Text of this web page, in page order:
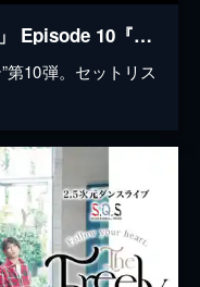
2.5次元ダンスライブ「S.Q.S」 Episode 10『月野奇譚 太極伝奇 -干戈騒乱-』花鳥Ver.
第10弾。セットリス